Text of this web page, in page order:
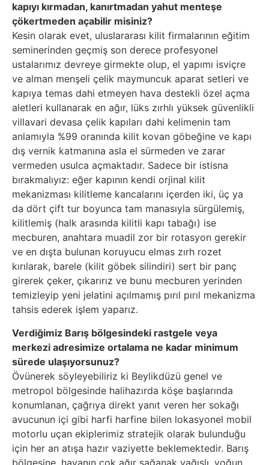
kapıyı kırmadan, kanırtmadan yahut menteşe
çökertmeden açabilir misiniz?
Kesin olarak evet, uluslararası kilit firmalarının eğitim
seminerinden geçmiş son derece profesyonel
ustalarımız devreye girmekte olup, el yapımı isviçre
ve alman menşeli çelik maymuncuk aparat setleri ve
kapıya temas dahi etmeyen hava destekli özel açma
aletleri kullanarak en ağır, lüks zırhlı yüksek güvenlikli
villavari devasa çelik kapıları dahi kelimenin tam
anlamıyla %99 oranında kilit kovan göbeğine ve kapı
dış vernik katmanına asla el sürmeden ve zarar
vermeden usulca açmaktadır. Sadece bir istisna
bırakmalıyız: eğer kapının kendi orjinal kilit
mekanizması kilitleme kancalarını içerden iki, üç ya
da dört çift tur boyunca tam manasıyla sürgülemiş,
kilitlemiş (halk arasında kilitli kapı tabağı) ise
mecburen, anahtara muadil zor bir rotasyon gerekir
ve en dışta bulunan koruyucu elmas zırh rozet
kırılarak, barele (kilit göbek silindiri) sert bir panç
girerek çeker, çıkarırız ve bunu mecburen yerinden
temizleyip yeni jelatini açılmamış pırıl pırıl mekanizma
tahsis ederek işlem yaparız.
Verdiğimiz Barış bölgesindeki rastgele veya
merkezi adresimize ortalama ne kadar minimum
sürede ulaşıyorsunuz?
Övünerek söyleyebiliriz ki Beylikdüzü genel ve
metropol bölgesinde halihazırda köşe başlarında
konumlanan, çağrıya direkt yanıt veren her sokağı
avucunun içi gibi harfi harfine bilen lokasyonel mobil
motorlu uçan ekiplerimiz stratejik olarak bulunduğu
için her an atışa hazır vaziyette beklemektedir. Barış
bölgesine, havanın çok ağır sağanak yağışlı, yoğun